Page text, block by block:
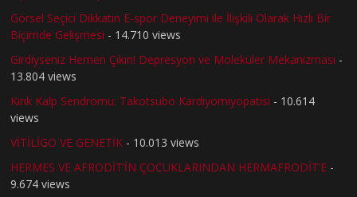
Görsel Seçici Dikkatin E-spor Deneyimi ile İlişkili Olarak Hızlı Bir
Biçimde Gelişmesi - 14.710 views
Girdiyseniz Hemen Çıkın! Depresyon ve Moleküler Mekanizması -
13.804 views
Kırık Kalp Sendromu: Takotsubo Kardiyomiyopatisi - 10.614
views
VİTİLİGO VE GENETİK - 10.013 views
HERMES VE AFRODİT’İN ÇOCUKLARINDAN HERMAFRODİT’E -
9.674 views